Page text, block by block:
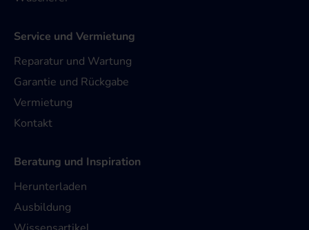
Service und Vermietung
Reparatur und Wartung
Garantie und Rückgabe
Vermietung
Kontakt
Beratung und Inspiration
Herunterladen
Ausbildung